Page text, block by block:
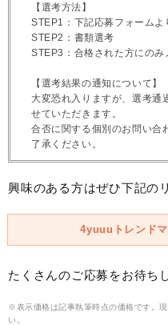
【選考方法】
STEP1：下記応募フォームよ
STEP2：書類選考
STEP3：合格された方にのみ
【選考結果の通知について】
大変恐れ入りますが、選考通
せていただきます。
合否に関する個別のお問い合
了承ください。
興味のある方はぜひ下記の
4yuuuトレンドマ
たくさんのご応募をお待ち
※表示価格は記事執筆時点の価格です。
い。